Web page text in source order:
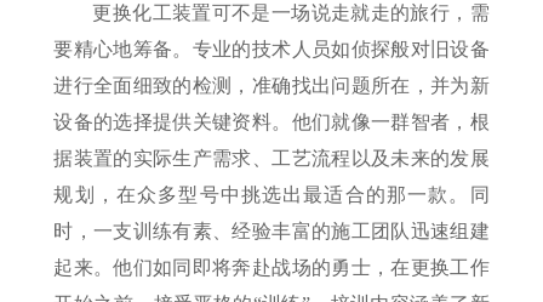
更换化工装置可不是一场说走就走的旅行，需
要精心地筹备。专业的技术人员如侦探般对旧设备
进行全面细致的检测，准确找出问题所在，并为新
设备的选择提供关键资料。他们就像一群智者，根
据装置的实际生产需求、工艺流程以及未来的发展
规划，在众多型号中挑选出最适合的那一款。同
时，一支训练有素、经验丰富的施工团队迅速组建
起来。他们如同即将奔赴战场的勇士，在更换工作